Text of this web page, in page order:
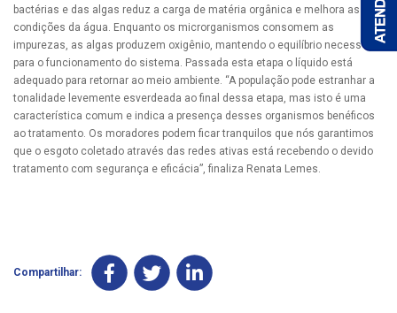
bactérias e das algas reduz a carga de matéria orgânica e melhora as
condições da água. Enquanto os microrganismos consomem as
impurezas, as algas produzem oxigênio, mantendo o equilíbrio necessário
para o funcionamento do sistema. Passada esta etapa o líquido está
adequado para retornar ao meio ambiente. “A população pode estranhar a
tonalidade levemente esverdeada ao final dessa etapa, mas isto é uma
característica comum e indica a presença desses organismos benéficos
ao tratamento. Os moradores podem ficar tranquilos que nós garantimos
que o esgoto coletado através das redes ativas está recebendo o devido
tratamento com segurança e eficácia”, finaliza Renata Lemes.
Compartilhar: